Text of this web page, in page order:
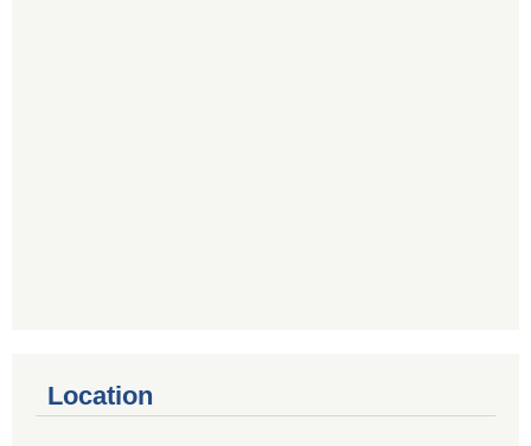
Location